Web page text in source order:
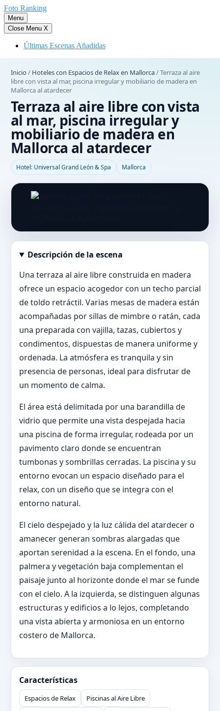
Saltar
al
contenido
Foto Ranking
Menu
Close Menu X
Últimas Escenas Añadidas
Inicio / Hoteles con Espacios de Relax en Mallorca/Terraza al aire
libre con vista al mar, piscina irregular y mobiliario de madera en
Mallorca al atardecer
Terraza al aire libre con vista
al mar, piscina irregular y
mobiliario de madera en
Mallorca al atardecer
Hotel: Universal Grand León & Spa Mallorca
Abrir imagen en tamaño completo
Descripción de la escena
Una terraza al aire libre construida en madera
ofrece un espacio acogedor con un techo parcial
de toldo retráctil. Varias mesas de madera están
acompañadas por sillas de mimbre o ratán, cada
una preparada con vajilla, tazas, cubiertos y
condimentos, dispuestas de manera uniforme y
ordenada. La atmósfera es tranquila y sin
presencia de personas, ideal para disfrutar de
un momento de calma.
El área está delimitada por una barandilla de
vidrio que permite una vista despejada hacia
una piscina de forma irregular, rodeada por un
pavimento claro donde se encuentran
tumbonas y sombrillas cerradas. La piscina y su
entorno evocan un espacio diseñado para el
relax, con un diseño que se integra con el
entorno natural.
El cielo despejado y la luz cálida del atardecer o
amanecer generan sombras alargadas que
aportan serenidad a la escena. En el fondo, una
palmera y vegetación baja complementan el
paisaje junto al horizonte donde el mar se funde
con el cielo. A la izquierda, se distinguen algunas
estructuras y edificios a lo lejos, completando
una vista abierta y armoniosa en un entorno
costero de Mallorca.
Características
Espacios de Relax
Piscinas al Aire Libre